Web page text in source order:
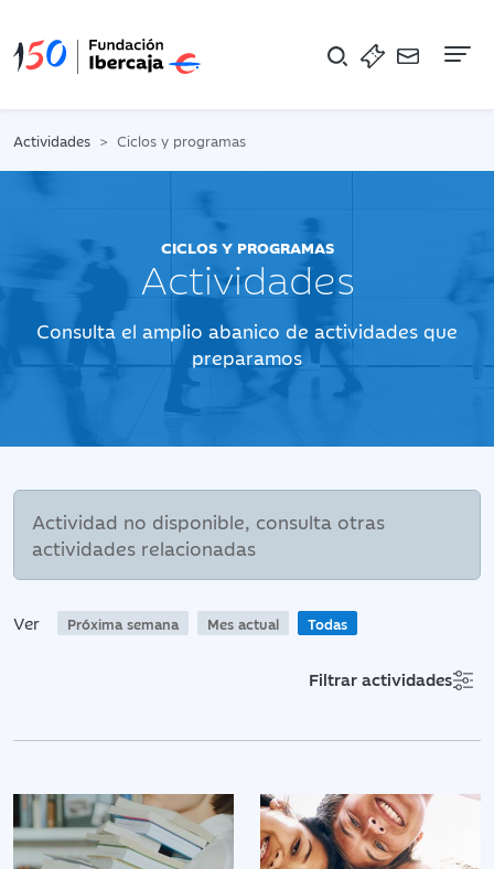
Actividades Ciclos y programas
CICLOS Y PROGRAMAS
Actividades
Consulta el amplio abanico de actividades que
preparamos
Actividad no disponible, consulta otras
actividades relacionadas
Ver Próxima semana Mes actual Todas
Filtrar actividades